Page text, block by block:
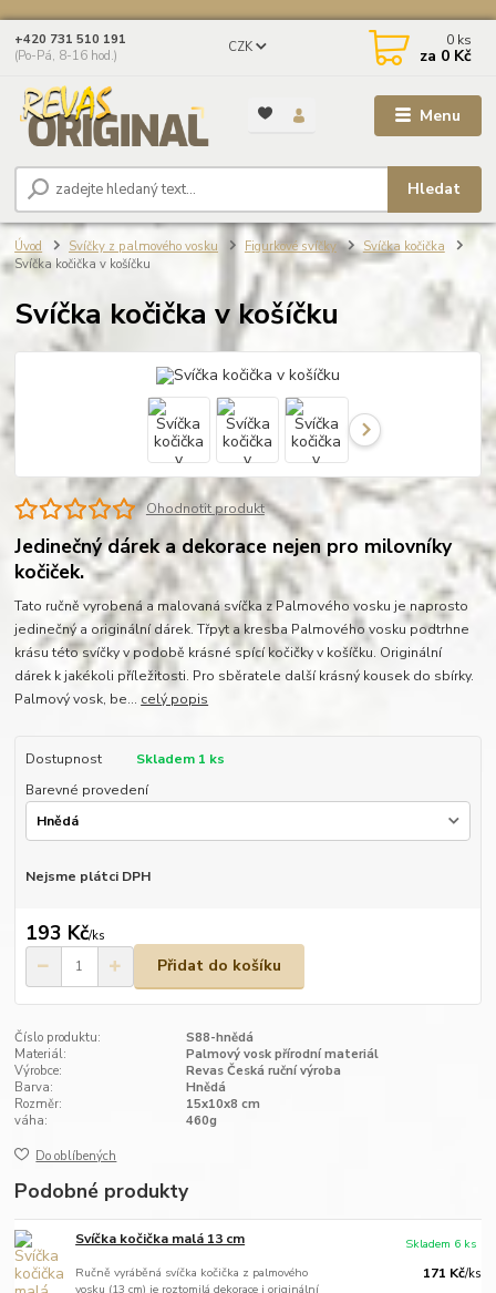
Menu
CZK
Hledat
+420 731 510 191
(Po-Pá, 8-16 hod.)
0 ks
za 0 Kč
Úvod Svíčky z palmového vosku Figurkové svíčky
Svíčka kočička
Svíčka kočička v košíčku
Svíčka kočička v košíčku
Ohodnotit produkt
Jedinečný dárek a dekorace nejen pro milovníky
kočiček.
Tato ručně vyrobená a malovaná svíčka z Palmového vosku je naprosto
jedinečný a originální dárek. Třpyt a kresba Palmového vosku podtrhne
krásu této svíčky v podobě krásné spící kočičky v košíčku. Originální
dárek k jakékoli příležitosti. Pro sběratele další krásný kousek do sbírky.
Palmový vosk, be... celý popis
Dostupnost
Skladem 1 ks
Barevné provedení
Nejsme plátci DPH
193 Kč/ks
Přidat do košíku
Číslo produktu:
S88-hnědá
Materiál:
Palmový vosk přírodní materiál
Výrobce:
Revas Česká ruční výroba
Barva:
Hnědá
Rozměr:
15x10x8 cm
váha:
460g
Do oblíbených
Podobné produkty
Svíčka kočička malá 13 cm
Ručně vyráběná svíčka kočička z palmového
vosku (13 cm) je roztomilá dekorace i originální
171 Kč/ks
Skladem 6 ks